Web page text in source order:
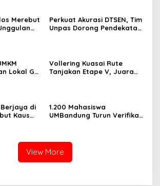
Merebut
Perkuat Akurasi DTSEN, Tim
Unpas Dorong Pendekatan
Lokal Go
Vollering Kuasai Rute
Tanjakan Etape V, Juara
Berjaya di
Kaus
1.200 Mahasiswa
UMBandung Turun Verifikasi
Menyelamatkan Generasi
View More